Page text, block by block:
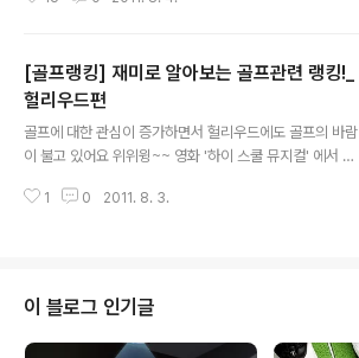
씀드릴께요~!! 첫째로 로마시대 시이저(BC100~44) 때
스코틀랜드 성을 정복한 병사들이 야영지에서 쉬던 중 한
쪽 끝이 구부러진 막대기로 새털로 된 공을 치며 즐겼던 놀
이가 오늘날 스코틀랜드에 남아 골프가 됐다는 설입니다.
겨하던 코르프(kolf)라는 경기에서 비롯됐다는 설이 있는
[골프랭킹] 재미로 알아보는 골프관련 랭킹!_
헐리우드편
골프에 대한 관심이 증가하면서 헐리우드에도 골프의 바람
이 불고 있어요 위위윙~~ 영화 '하이 스쿨 뮤지컬' 에서 많
프를 즐긴다 사실~!!! 미스터 존도 골프를 통해 헐리우드 배
r)헐리우드 골퍼랭킹 1위인 잭 와그너(Jack Wagner)는
영화배우와 가수로서 유명했는데요. 'All I need'라는 명곡
으로 80년대를 휩쓸었던 스타입니다! 헐리우드에서 골프
1 0 2011. 8. 3.
이 블로그 인기글